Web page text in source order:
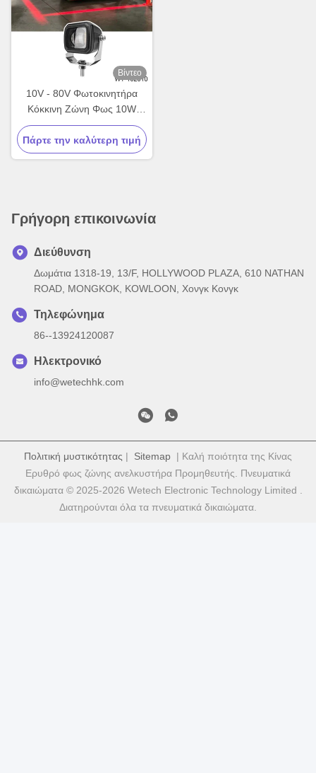
Βίντεο
10V - 80V Φωτοκινητήρα
Κόκκινη Ζώνη Φως 10W
Μπλε Φωτοκινητήρα
Φωτοκινητήρα με
θωρακισμένο περίβλημα
Πάρτε την καλύτερη τιμή
Γρήγορη επικοινωνία
Διεύθυνση
Δωμάτια 1318-19, 13/F, HOLLYWOOD PLAZA, 610 NATHAN
ROAD, MONGKOK, KOWLOON, Χονγκ Κονγκ
Τηλεφώνημα
86--13924120087
Ηλεκτρονικό
info@wetechhk.com
Πολιτική μυστικότητας | Sitemap | Καλή ποιότητα της Κίνας
Ερυθρό φως ζώνης ανελκυστήρα Προμηθευτής. Πνευματικά
δικαιώματα © 2025-2026 Wetech Electronic Technology Limited .
Διατηρούνται όλα τα πνευματικά δικαιώματα.